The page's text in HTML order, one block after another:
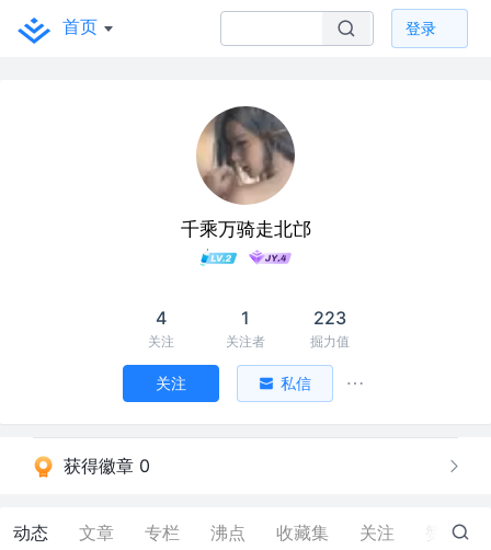
首页 登录
千乘万骑走北邙
4
关注
1
关注者
223
掘力值
关注 私信
获得徽章 0
动态 文章 专栏 沸点 收藏集 关注 1